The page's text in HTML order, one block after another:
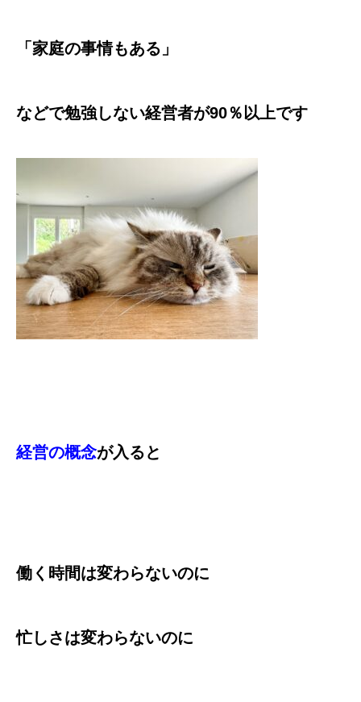
「家庭の事情もある」
などで勉強しない経営者が90％以上です
経営の概念が入ると
働く時間は変わらないのに
忙しさは変わらないのに